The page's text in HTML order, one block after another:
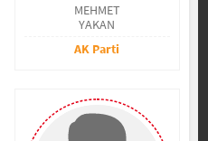
MEHMET
YAKAN
AK Parti